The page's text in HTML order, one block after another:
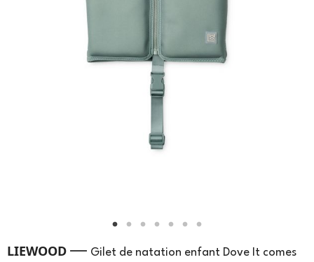
LIEWOOD — Gilet de natation enfant Dove It comes